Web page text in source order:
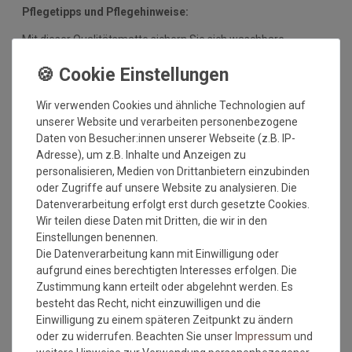
Pflegetipps und Pflegehinweise:
Mit dieser Qualitätsmatte sichern Sie sich waschbare
hochwertigen Gummirückens sind die Fußmatten absolut
ruschfest. Einem sicheren Gebrauch auch auf
Fußbodenheizungen steht somit nichts mehr im Wege.
Vor dem ersten Gebrauch waschen Sie die Fußmatte separat
bei angegebener Temperatur mit Feinwaschmittel und legen
sie flach zum Trocknen aus. Dadurch richten sich die Fasern
auf, der Mattenflor wird aktiviert und transportbedingte Falten
und Knicke werden wieder glatt. Pflegen Sie so Ihre
Fußmatte regelmäßig und Sie werden überrascht sein, wie
viele Jahre Qualität und Farbe erhalten bleiben.
Waschtipps:
Matten, die nicht mehr in die Waschmaschine passen, können
mit einem Dampfstrahler (aus Entfernung) gereinigt werden
oder bei einer Wäscherei abgegeben werden. Ganz wichtig ist
auch, dass man die Matten nicht gefaltet und auch nicht mit
Wir verwenden Cookies und ähnliche Technologien auf
unserer Website und verarbeiten personenbezogene
Daten von Besucher:innen unserer Webseite (z.B. IP-
Adresse), um z.B. Inhalte und Anzeigen zu
personalisieren, Medien von Drittanbietern einzubinden
oder Zugriffe auf unsere Website zu analysieren. Die
Datenverarbeitung erfolgt erst durch gesetzte Cookies.
Wir teilen diese Daten mit Dritten, die wir in den
Einstellungen benennen.
Die Datenverarbeitung kann mit Einwilligung oder
aufgrund eines berechtigten Interesses erfolgen. Die
Zustimmung kann erteilt oder abgelehnt werden. Es
besteht das Recht, nicht einzuwilligen und die
Einwilligung zu einem späteren Zeitpunkt zu ändern
oder zu widerrufen. Beachten Sie unser Impressum und